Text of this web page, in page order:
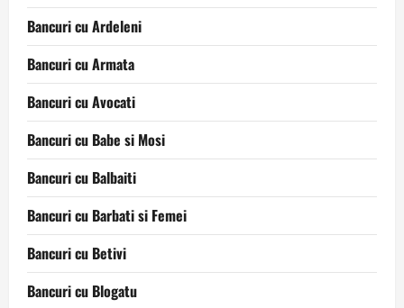
Bancuri cu Ardeleni
Bancuri cu Armata
Bancuri cu Avocati
Bancuri cu Babe si Mosi
Bancuri cu Balbaiti
Bancuri cu Barbati si Femei
Bancuri cu Betivi
Bancuri cu Blogatu